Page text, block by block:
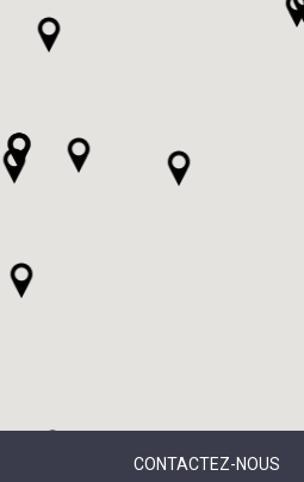
CONTACTEZ-NOUS